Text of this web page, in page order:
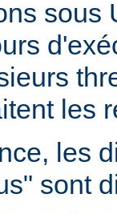
sous
les
les
sont